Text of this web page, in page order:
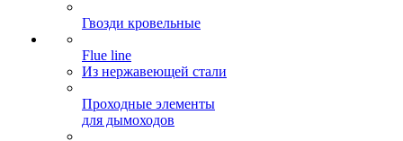
Гвозди кровельные
Flue line
Из нержавеющей стали
Проходные элементы
для дымоходов